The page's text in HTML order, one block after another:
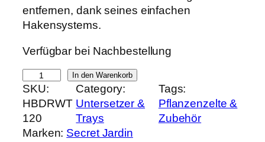
g
l
c
h
e
r
e
r
e
i
s
i
s
entfernen, dank seines einfachen
Hakensystems.
Verfügbar bei Nachbestellung
e
c
r
e
In den Warenkorb
SKU:
HBDRWT
120
Category:
Untersetzer &
Trays
Tags:
Pflanzenzelte &
Zubehör
Marken: Secret Jardin